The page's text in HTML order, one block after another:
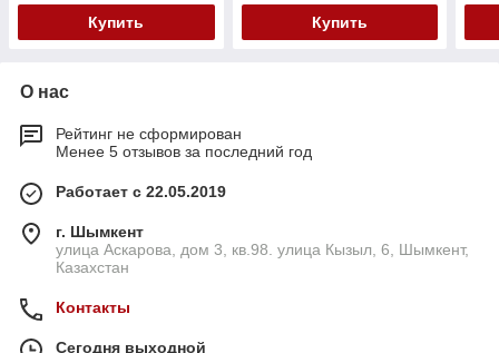
Купить Купить
О нас
Рейтинг не сформирован
Менее 5 отзывов за последний год
Работает с 22.05.2019
г. Шымкент
улица Аскарова, дом 3, кв.98. улица Кызыл, 6, Шымкент,
Казахстан
Контакты
Сегодня выходной